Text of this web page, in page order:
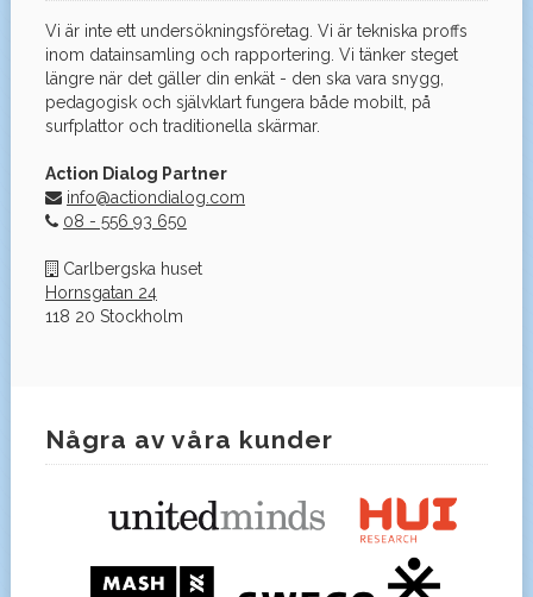
Vi är inte ett undersökningsföretag. Vi är tekniska proffs
inom datainsamling och rapportering. Vi tänker steget
längre när det gäller din enkät - den ska vara snygg,
pedagogisk och självklart fungera både mobilt, på
surfplattor och traditionella skärmar.
Action Dialog Partner
info@actiondialog.com
08 - 556 93 650
Carlbergska huset
Hornsgatan 24
118 20 Stockholm
Några av våra kunder